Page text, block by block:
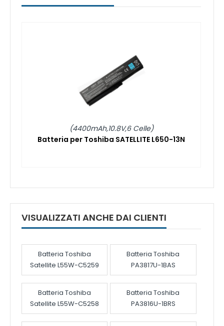
(4400mAh,10.8V,6 Celle)
Batteria per Toshiba SATELLITE L650-13N
VISUALIZZATI ANCHE DAI CLIENTI
Batteria Toshiba
Satellite L55W-C5259
Batteria Toshiba
PA3817U-1BAS
Batteria Toshiba
Satellite L55W-C5258
Batteria Toshiba
PA3816U-1BRS